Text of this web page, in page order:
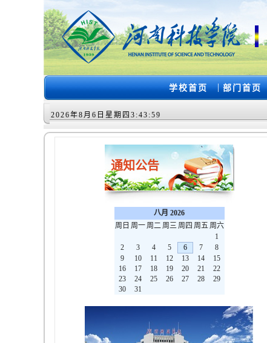
学校首页 |部门首页
2026年8月6日星期四3:43:59
通知公告
八月 2026
周日 周一周二周三周四 周五周六
1
2
3 4 5 6 7
8
9
10 11 12 13 14
15
16
17 18 19 20 21
22
23
24 25 26 27 28
29
30
31